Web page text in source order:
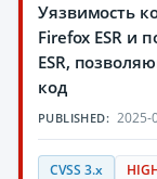
Уязвимость
Firefox ESR и
ESR,
код
PUBLISHED: 2025-
CVSS 3.x